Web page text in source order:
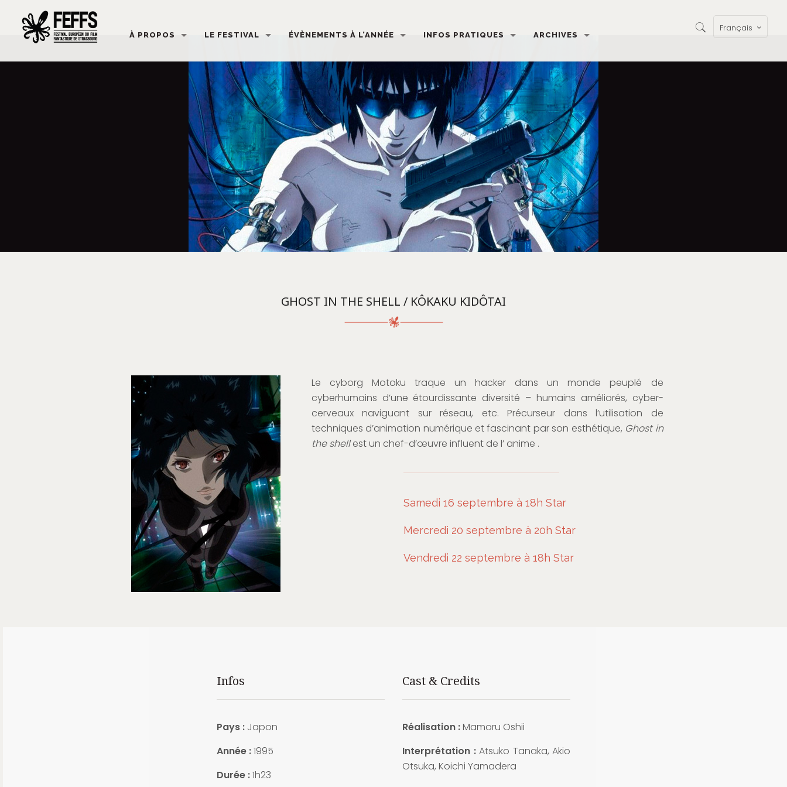
À PROPOS LE FESTIVAL ÉVÈNEMENTS À L’ANNÉE INFOS PRATIQUES ARCHIVES
Français
GHOST IN THE SHELL / KÔKAKU KIDÔTAI
Le cyborg Motoku traque un hacker dans un monde peuplé de
cyberhumains d’une étourdissante diversité – humains améliorés, cyber-
cerveaux naviguant sur réseau, etc. Précurseur dans l’utilisation de
techniques d’animation numérique et fascinant par son esthétique, Ghost in
the shellest un chef-d’œuvre influent de l’ anime .
Samedi 16 septembre à 18h Star
Mercredi 20 septembre à 20h Star
Vendredi 22 septembre à 18h Star
Infos
Pays :Japon
Année :1995
Durée :1h23
Cast & Credits
Réalisation :Mamoru Oshii
Interprétation :Atsuko Tanaka, Akio
Otsuka, Koichi Yamadera